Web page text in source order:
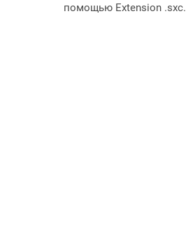
помощью Extension .sxc.